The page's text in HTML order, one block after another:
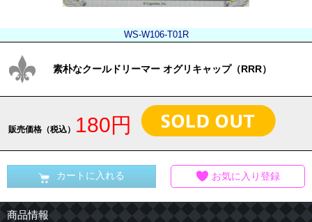
WS-W106-T01R
素朴なクールドリーマー オグリキャップ（RRR）
販売価格（税込） 180円
カートに入れる お気に入り登録
商品情報